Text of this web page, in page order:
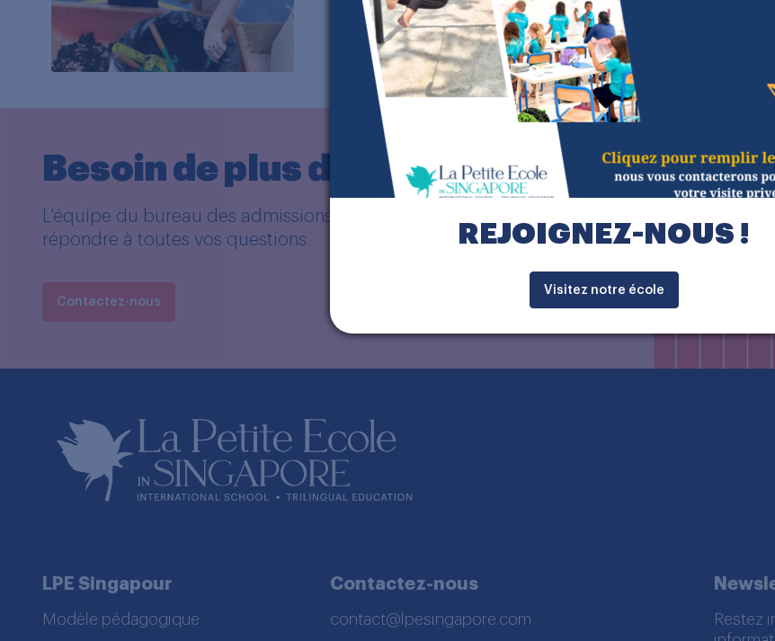
Besoin de plus d’information ?
L'équipe du bureau des admissions est à votre disposition pour
répondre à toutes vos questions.
Contactez-nous
LPE Singapour
Modèle pédagogique
Contactez-nous
contact@lpesingapore.com
Restez
REJOIGNEZ-NOUS !
Visitez notre école